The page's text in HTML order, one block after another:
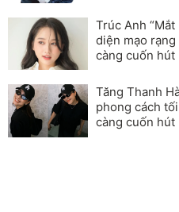
Trúc Anh
diện mạo
càng cuốn hút
Tăng Thanh
phong cách
càng cuốn hút